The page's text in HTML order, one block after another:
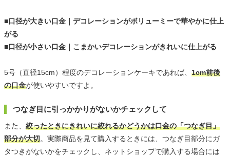
■口径が大きい口金｜デコレーションがボリューミーで華やかに仕上
がる
■口径が小さい口金｜こまかいデコレーションがきれいに仕上がる
5号（直径15cm）程度のデコレーションケーキであれば、 1cm前後
の口金が使いやすいですよ。
つなぎ目に引っかかりがないかチェックして
また、 絞ったときにきれいに絞れるかどうかは口金の「つなぎ目」
部分が大切。実際商品を見て購入するときには、つなぎ目部分にガ
タつきがないかをチェックし、ネットショップで購入する場合には